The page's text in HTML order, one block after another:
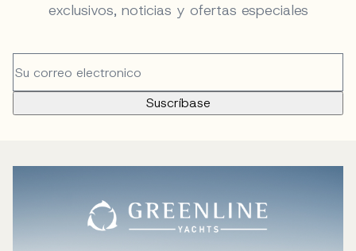
exclusivos, noticias y ofertas especiales